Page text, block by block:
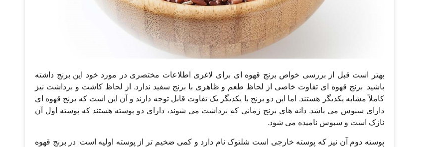
بهتر است قبل از بررسی خواص برنج قهوه‌ ای برای لاغری اطلاعات مختصری در مورد خود این برنج داشته
باشید. برنج قهوه‌ ای تفاوت خاصی از لحاظ طعم و ظاهری با برنج سفید ندارد. از لحاظ کاشت و برداشت نیز
کاملاً مشابه یکدیگر هستند. اما این دو برنج با یکدیگر یک تفاوت قابل توجه دارند و آن این است که برنج قهوه ای
دارای سبوس می‌ باشد. دانه‌ های برنج زمانی که برداشت می‌ شوند، دارای دو پوسته هستند که پوسته اول آن
نازک است و سبوس نامیده می‌ شود.
پوسته دوم آن نیز که پوسته خارجی است شلتوک نام دارد و کمی ضخیم‌ تر از پوسته اولیه است. در برنج قهوه‌